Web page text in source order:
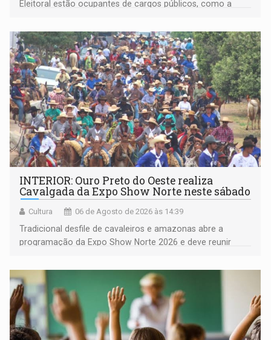
Eleitoral estão ocupantes de cargos públicos, como a
Pedro Geovar (PP) e a vice-prefeita Magna dos Anjos
(NOVO)
INTERIOR: Ouro Preto do Oeste realiza
Cavalgada da Expo Show Norte neste sábado
Cultura 06 de Agosto de 2026 às 14:39
Tradicional desfile de cavaleiros e amazonas abre a
programação da Expo Show Norte 2026 e deve reunir